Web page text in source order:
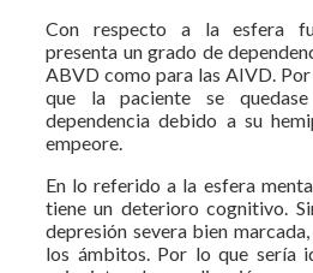
Con respecto a la esfera
presenta un grado de
ABVD como para las AIVD.
que la paciente se
dependencia debido a su
empeore.
En lo referido a la esfera
tiene un deterioro cognitivo.
depresión severa bien
los ámbitos. Por lo que sería